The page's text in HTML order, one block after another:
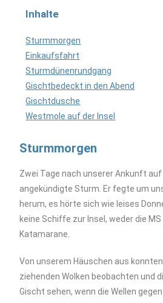
Inhalte
Sturmmorgen
Einkaufsfahrt
Sturmdünenrundgang
Gischtbedeckt in den Abend
Gischtdusche
Westmole auf der Insel
Sturmmorgen
Zwei Tage nach unserer Ankunft auf
angekündigte Sturm. Er fegte um
herum, es hörte sich wie leises
keine Schiffe zur Insel, weder die
Katamarane.
Von unserem Häuschen aus konnten
ziehenden Wolken beobachten und
Gischt sehen, wenn die Wellen